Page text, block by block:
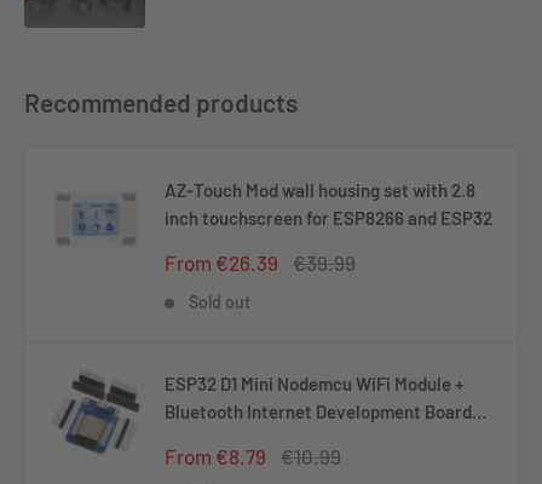
Recommended products
AZ-Touch Mod wall housing set with 2.8
inch touchscreen for ESP8266 and ESP32
Sale
From €26.39
Regular
€39.99
Sold out
ESP32 D1 Mini Nodemcu WiFi Module +
Bluetooth Internet Development Board
Sale
From €8.79
Regular
€10.99